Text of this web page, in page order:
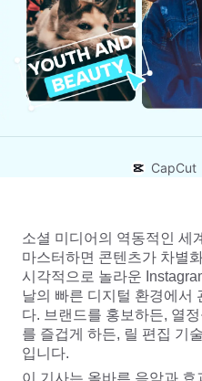
텍스트 및 오디오
자동 캡션
캡션 템플릿
음성 인식
텍스트에서 음성으로
음성 보정
노이즈 제거
이미지
라이프스타일 및 브이로그
사용자 지정 디자인
더 보기
시장 동향
주요 추천
템플릿 트렌드 및 팁
더 보기
산업 템플릿
요약 템플릿
보안 센터
고객 지원 센터
공지
CapCut 열기
CapCut
소셜 미디어의 역동적인 세
마스터하면 콘텐츠가 차별
시각적으로 놀라운
날의 빠른 디지털 환경에서
다. 브랜드를 홍보하든, 열
를 즐겁게 하든, 릴 편집 기
입니다.
이 기사는 올바른 음악과